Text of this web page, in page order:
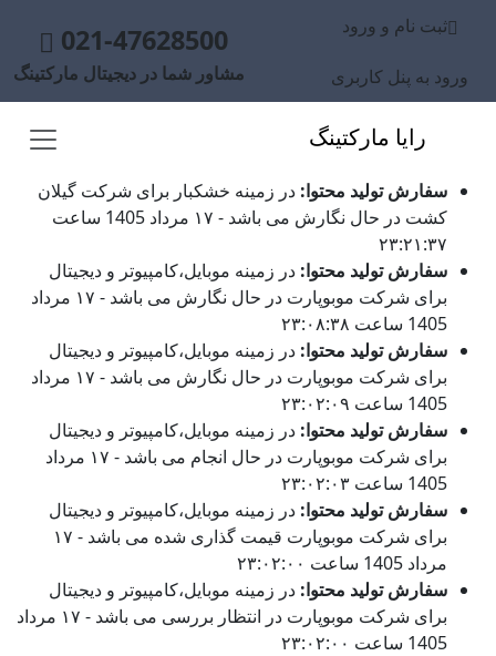
ثبت نام و ورود
ورود به پنل کاربری
021-47628500
مشاور شما در دیجیتال مارکتینگ
رایا مارکتینگ
سفارش تولید محتوا: در زمینه خشکبار برای شرکت گیلان
کشت در حال نگارش می باشد - ۱۷ مرداد 1405 ساعت
۲۳:۲۱:۳۷
سفارش تولید محتوا: در زمینه موبایل،کامپیوتر و دیجیتال
برای شرکت موبوپارت در حال نگارش می باشد - ۱۷ مرداد
1405 ساعت ۲۳:۰۸:۳۸
سفارش تولید محتوا: در زمینه موبایل،کامپیوتر و دیجیتال
برای شرکت موبوپارت در حال نگارش می باشد - ۱۷ مرداد
1405 ساعت ۲۳:۰۲:۰۹
سفارش تولید محتوا: در زمینه موبایل،کامپیوتر و دیجیتال
برای شرکت موبوپارت در حال انجام می باشد - ۱۷ مرداد
1405 ساعت ۲۳:۰۲:۰۳
سفارش تولید محتوا: در زمینه موبایل،کامپیوتر و دیجیتال
برای شرکت موبوپارت قیمت گذاری شده می باشد - ۱۷
مرداد 1405 ساعت ۲۳:۰۲:۰۰
سفارش تولید محتوا: در زمینه موبایل،کامپیوتر و دیجیتال
برای شرکت موبوپارت در انتظار بررسی می باشد - ۱۷ مرداد
1405 ساعت ۲۳:۰۲:۰۰